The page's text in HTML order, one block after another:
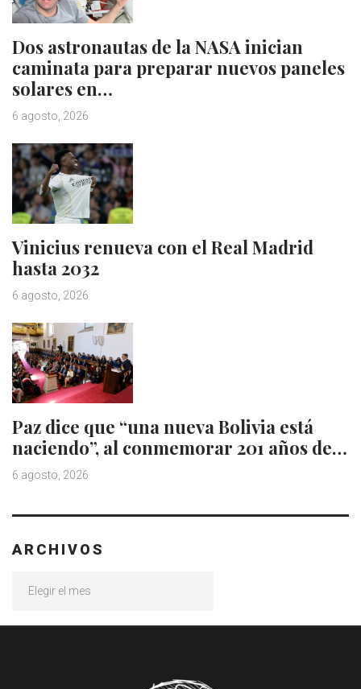
Dos astronautas de la NASA inician
caminata para preparar nuevos paneles
solares en…
6 agosto, 2026
Vinicius renueva con el Real Madrid
hasta 2032
6 agosto, 2026
Paz dice que “una nueva Bolivia está
naciendo”, al conmemorar 201 años de…
6 agosto, 2026
ARCHIVOS